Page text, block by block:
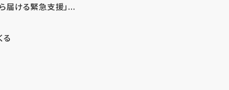
届ける緊急支援」...
る